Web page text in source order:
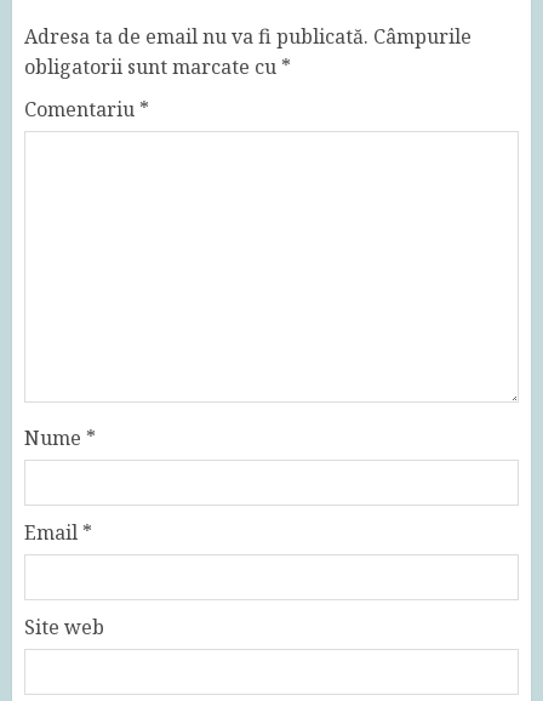
Adresa ta de email nu va fi publicată. Câmpurile
obligatorii sunt marcate cu *
Comentariu *
Nume *
Email *
Site web